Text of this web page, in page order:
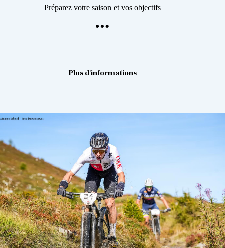
Préparez votre saison et vos objectifs
Plus d'informations